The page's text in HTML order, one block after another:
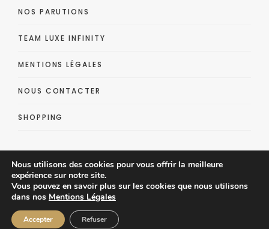
NOS PARUTIONS
TEAM LUXE INFINITY
MENTIONS LÉGALES
NOUS CONTACTER
SHOPPING
Luxe Infinity - Lifestyle Luxe Magazine
Nous utilisons des cookies pour vous offrir la meilleure
expérience sur notre site.
Vous pouvez en savoir plus sur les cookies que nous utilisons
dans nos Mentions Légales
Accepter Refuser